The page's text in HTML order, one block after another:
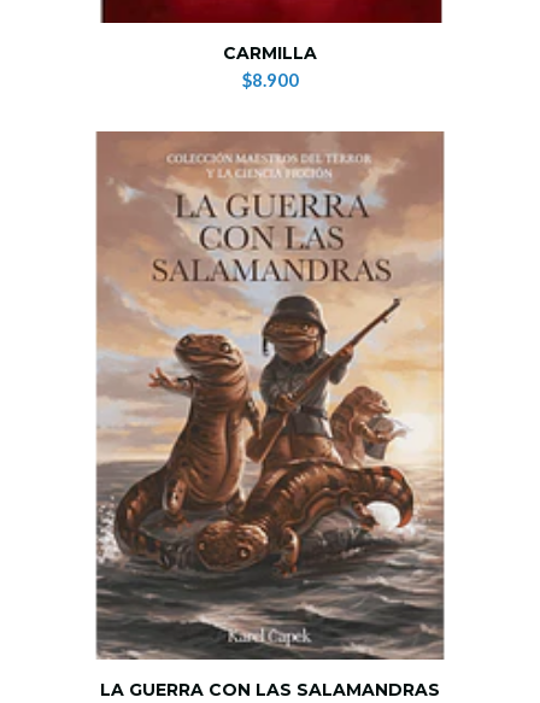
CARMILLA
$8.900
LA GUERRA CON LAS SALAMANDRAS